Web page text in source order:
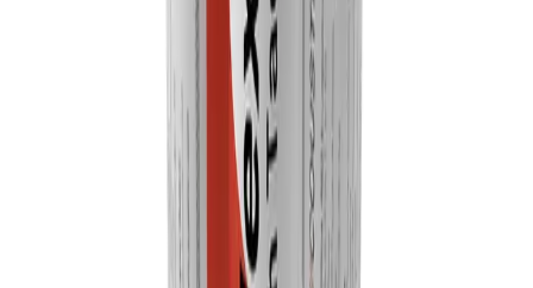
révélé une excellente résistance et polyvalence lorsqu'ils sont
appliqués à une gamme de matériaux.
Les surfaces à coller doivent être sèches, propres et exemptes de